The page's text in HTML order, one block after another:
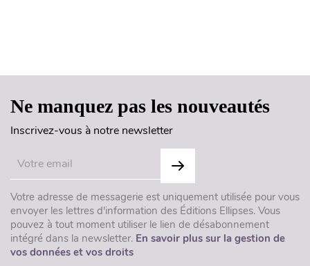
Ne manquez pas les nouveautés
Inscrivez-vous à notre newsletter
Votre adresse de messagerie est uniquement utilisée pour vous
envoyer les lettres d'information des Éditions Ellipses. Vous
pouvez à tout moment utiliser le lien de désabonnement
intégré dans la newsletter. En savoir plus sur la gestion de
vos données et vos droits